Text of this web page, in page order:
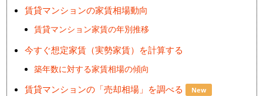
賃貸マンションの家賃相場動向
賃貸マンション家賃の年別推移
今すぐ想定家賃（実勢家賃）を計算する
築年数に対する家賃相場の傾向
賃貸マンションの「売却相場」を調べる New